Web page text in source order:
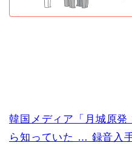
韓国メディア「月城原
ら知っていた … 録音入